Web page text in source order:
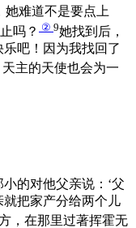
她难道不是要点上
吗？ ② 9她找到后，
吧！因为我找回了
主的天使也会为一
小的对他父亲说：‘父
就把家产分给两个儿
，在那里过著挥霍无